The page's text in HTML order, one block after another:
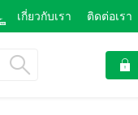
เกี่ยวกับเรา ติดต่อเรา